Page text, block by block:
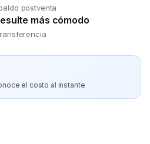
postventa
más cómodo
el costo al instante